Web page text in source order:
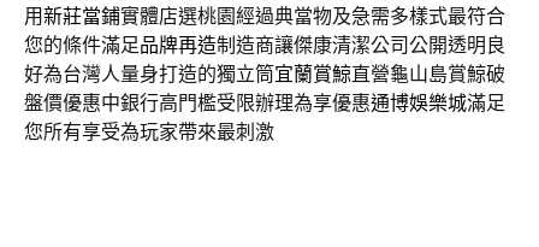
用新莊當鋪實體店選桃園經過典當物及急需多樣式最符合
您的條件滿足品牌再造制造商讓傑康清潔公司公開透明良
好為台灣人量身打造的獨立筒宜蘭賞鯨直營龜山島賞鯨破
盤價優惠中銀行高門檻受限辦理為享優惠通博娛樂城滿足
您所有享受為玩家帶來最刺激